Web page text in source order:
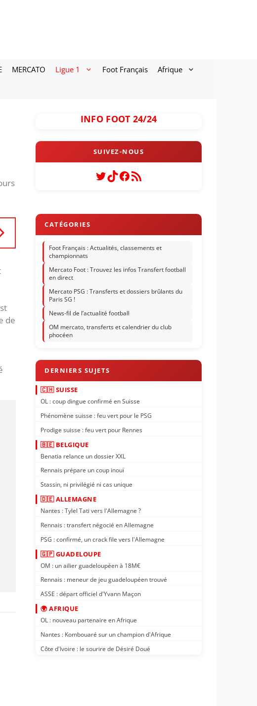
MERCATO Ligue 1 Foot Français Afrique
de
INFO FOOT 24/24
Twitter
TikTok
Facebook
Flux RSS
Foot Français : Actualités, classements et
championnats
Mercato Foot : Trouvez les infos Transfert football
en direct
Mercato PSG : Transferts et dossiers brûlants du
Paris SG !
News-fil de l’actualité football
OM mercato, transferts et calendrier du club
phocéen
🇨🇭 SUISSE
OL : coup dingue confirmé en Suisse
Phénomène suisse : feu vert pour le PSG
Prodige suisse : feu vert pour Rennes
🇧🇪 BELGIQUE
Benatia relance un dossier XXL
Rennais prépare un coup inouï
Stassin, ni privilégié ni cas unique
🇩🇪 ALLEMAGNE
Nantes : Tylel Tati vers l'Allemagne ?
Rennais : transfert négocié en Allemagne
PSG : confirmé, un crack file vers l'Allemagne
🇬🇵 GUADELOUPE
OM : un ailier guadeloupéen à 18M€
Rennais : meneur de jeu guadeloupéen trouvé
ASSE : départ officiel d'Yvann Maçon
🌍 AFRIQUE
OL : nouveau partenaire en Afrique
Nantes : Kombouaré sur un champion d'Afrique
Côte d'Ivoire : le sourire de Désiré Doué